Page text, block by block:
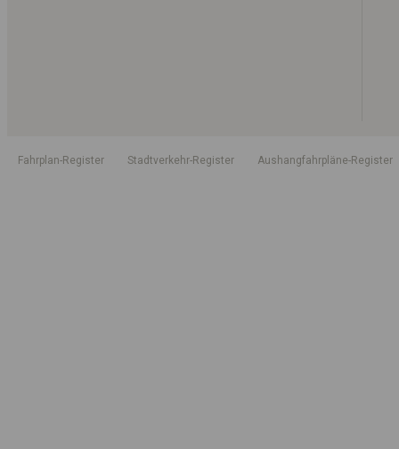
Fahrplan-Register Stadtverkehr-Register Aushangfahrpläne-Register